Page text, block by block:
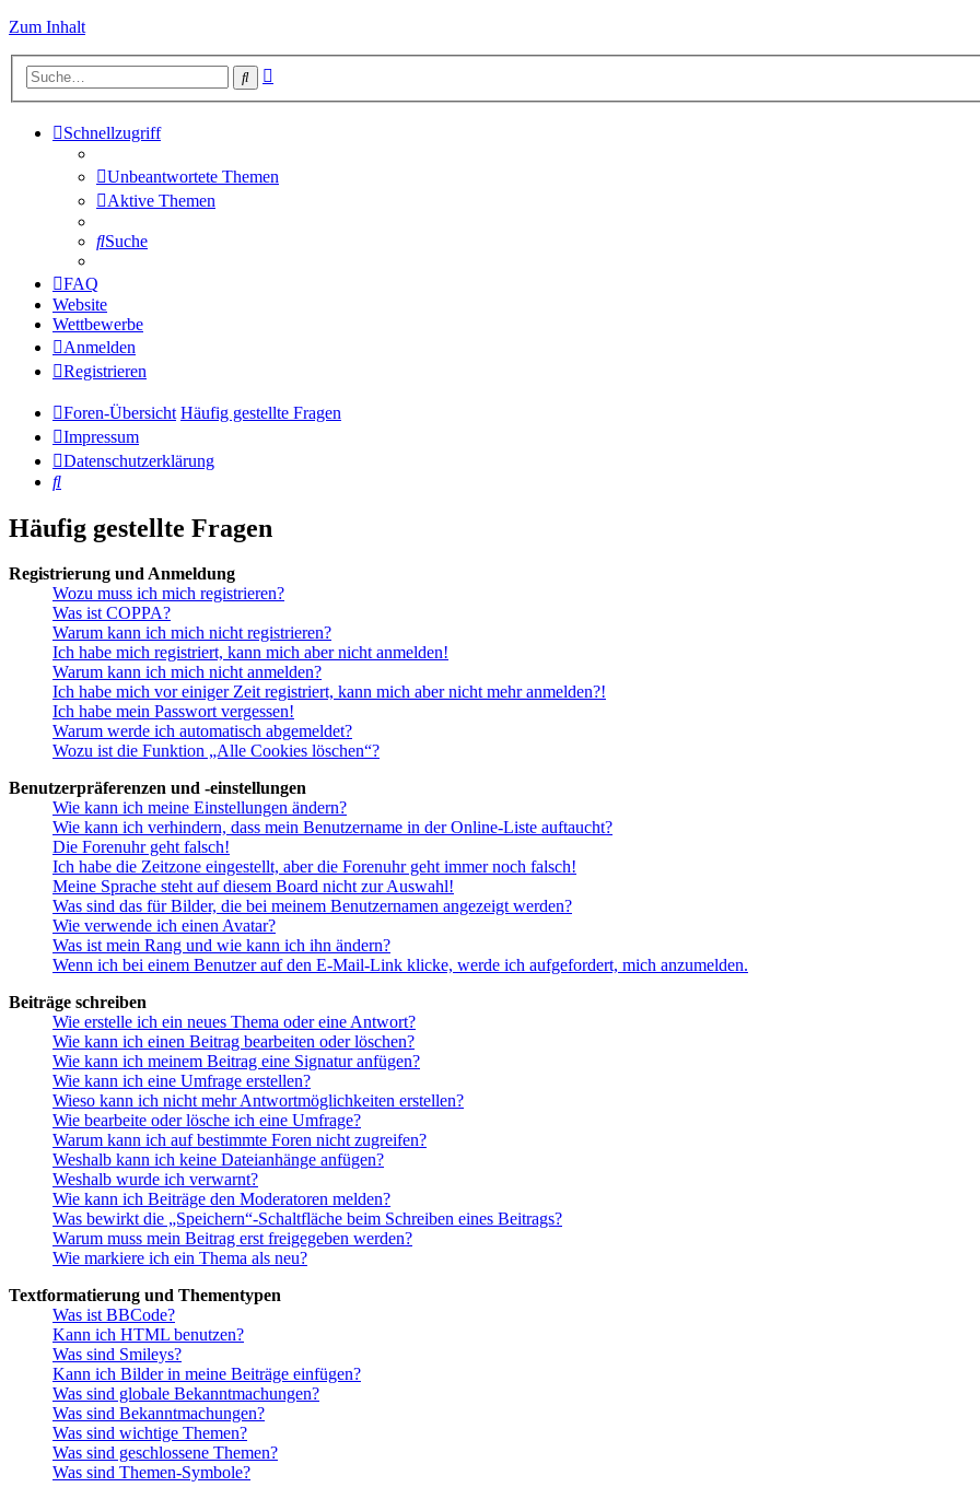
Zum Inhalt
Suche
Schnellzugriff
Unbeantwortete Themen
Aktive Themen
Suche
FAQ
Website
Wettbewerbe
Anmelden
Registrieren
Foren-Übersicht Häufig gestellte Fragen
Impressum
Datenschutzerklärung
Suche
Häufig gestellte Fragen
Registrierung und Anmeldung
Wozu muss ich mich registrieren?
Was ist COPPA?
Warum kann ich mich nicht registrieren?
Ich habe mich registriert, kann mich aber nicht anmelden!
Warum kann ich mich nicht anmelden?
Ich habe mich vor einiger Zeit registriert, kann mich aber nicht mehr anmelden?!
Ich habe mein Passwort vergessen!
Warum werde ich automatisch abgemeldet?
Wozu ist die Funktion „Alle Cookies löschen“?
Benutzerpräferenzen und -einstellungen
Wie kann ich meine Einstellungen ändern?
Wie kann ich verhindern, dass mein Benutzername in der Online-Liste auftaucht?
Die Forenuhr geht falsch!
Ich habe die Zeitzone eingestellt, aber die Forenuhr geht immer noch falsch!
Meine Sprache steht auf diesem Board nicht zur Auswahl!
Was sind das für Bilder, die bei meinem Benutzernamen angezeigt werden?
Wie verwende ich einen Avatar?
Was ist mein Rang und wie kann ich ihn ändern?
Wenn ich bei einem Benutzer auf den E-Mail-Link klicke, werde ich aufgefordert, mich anzumelden.
Beiträge schreiben
Wie erstelle ich ein neues Thema oder eine Antwort?
Wie kann ich einen Beitrag bearbeiten oder löschen?
Wie kann ich meinem Beitrag eine Signatur anfügen?
Wie kann ich eine Umfrage erstellen?
Wieso kann ich nicht mehr Antwortmöglichkeiten erstellen?
Wie bearbeite oder lösche ich eine Umfrage?
Warum kann ich auf bestimmte Foren nicht zugreifen?
Weshalb kann ich keine Dateianhänge anfügen?
Weshalb wurde ich verwarnt?
Wie kann ich Beiträge den Moderatoren melden?
Was bewirkt die „Speichern“-Schaltfläche beim Schreiben eines Beitrags?
Warum muss mein Beitrag erst freigegeben werden?
Wie markiere ich ein Thema als neu?
Textformatierung und Thementypen
Was ist BBCode?
Kann ich HTML benutzen?
Was sind Smileys?
Kann ich Bilder in meine Beiträge einfügen?
Was sind globale Bekanntmachungen?
Was sind Bekanntmachungen?
Was sind wichtige Themen?
Was sind geschlossene Themen?
Was sind Themen-Symbole?